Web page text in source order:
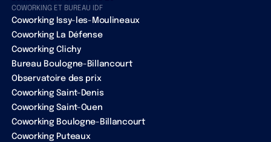
COWORKING ET BUREAU IDF
Coworking Issy-les-Moulineaux
Coworking La Défense
Coworking Clichy
Bureau Boulogne-Billancourt
Observatoire des prix
Coworking Saint-Denis
Coworking Saint-Ouen
Coworking Boulogne-Billancourt
Coworking Puteaux